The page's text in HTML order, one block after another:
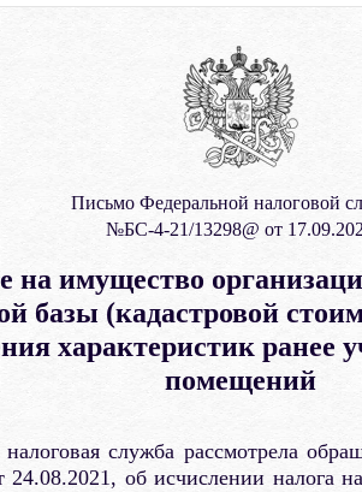
Письмо Федеральной налоговой
№БС-4-21/13298@ от
на имущество
базы (кадастровой
характеристик ранее
помещений
служба рассмотрела
об исчислении налога